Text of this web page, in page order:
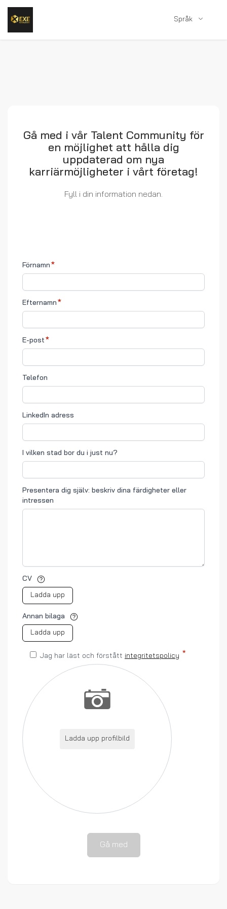
Språk
Gå med i vår Talent Community för
en möjlighet att hålla dig
uppdaterad om nya
karriärmöjligheter i vårt företag!
Fyll i din information nedan.
Förnamn
Efternamn
E-post
Telefon
LinkedIn adress
I vilken stad bor du i just nu?
Presentera dig själv: beskriv dina färdigheter eller
intressen
CV
Ladda upp
Annan bilaga
Ladda upp
Jag har läst och förstått integritetspolicy
Ladda upp profilbild